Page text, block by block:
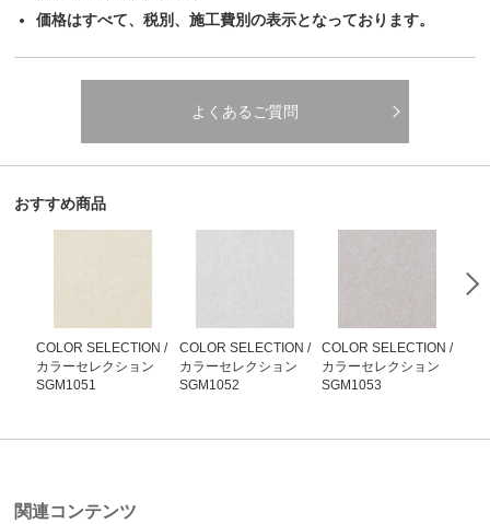
価格はすべて、税別、施工費別の表示となっております。
よくあるご質問
おすすめ商品
COLOR SELECTION /
カラーセレクション
SGM1051
COLOR SELECTION /
カラーセレクション
SGM1052
COLOR SELECTION /
カラーセレクション
SGM1053
関連コンテンツ